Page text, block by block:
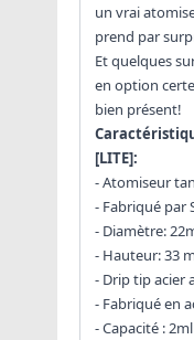
un vrai
prend par
Et quelques
en option
bien présent!
[LITE]:
- Atomiseur
- Fabriqué par
- Diamètre:
- Hauteur: 33
- Drip tip acier
- Fabriqué en
- Capacité :